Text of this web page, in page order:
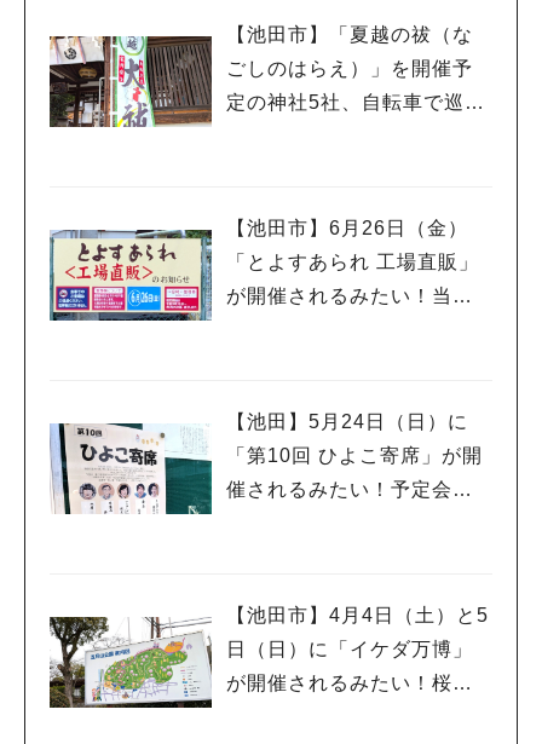
【池田市】「夏越の祓（な
ごしのはらえ）」を開催予
定の神社5社、自転車で巡っ
【池田市】6月26日（金）
「とよすあられ 工場直販」
が開催されるみたい！当日
【池田】5月24日（日）に
「第10回 ひよこ寄席」が開
催されるみたい！予定会場
【池田市】4月4日（土）と5
日（日）に「イケダ万博」
が開催されるみたい！桜も
#今週どこいく？#自然とふれあう#ランチ #カフェ #まとめ
#教えたい／教えて投稿記事 #大阪学院大 商品開発プロジェクト
#あなたはどっち？